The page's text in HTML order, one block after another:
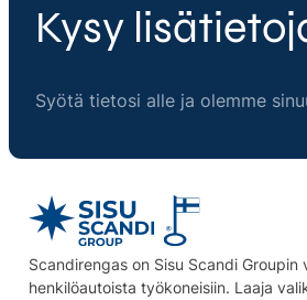
Kysy
Syötä tietosi alle ja olemme
Scandirengas on Sisu Scandi
henkilöautoista työkoneisiin. Laaja